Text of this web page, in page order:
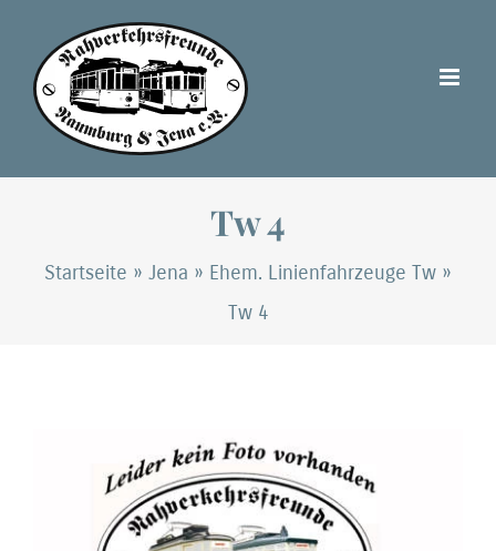
Inhalt
springen
Tw 4
Startseite » Jena » Ehem. Linienfahrzeuge Tw »
Tw 4
grösseres